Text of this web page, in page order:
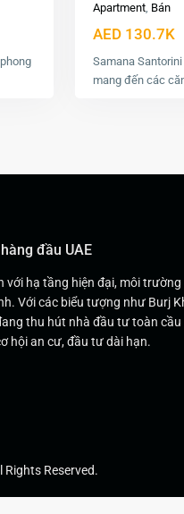
Apartment, Bán
AED 130.7K
Samana
mang đến các
đầu UAE
với hạ tầng hiện đại, môi trường
Với các biểu tượng như Burj
thu hút nhà đầu tư toàn cầu
hội an cư, đầu tư dài hạn.
Reserved.